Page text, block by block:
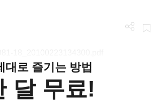
대로 즐기는 방법
달 무료!